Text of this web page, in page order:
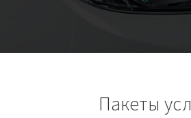
Пакеты